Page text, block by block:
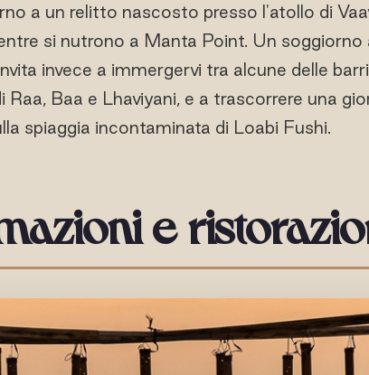
a un relitto nascosto presso l'atollo di
si nutrono a Manta Point. Un soggiorno
invece a immergervi tra alcune delle
Baa e Lhaviyani, e a trascorrere una
spiaggia incontaminata di Loabi Fushi.
e